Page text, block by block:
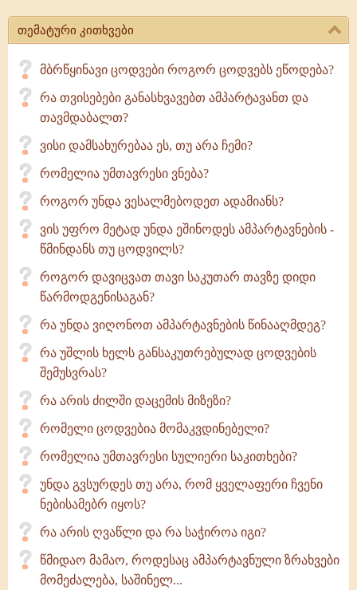
თემატური კითხვები
მბრწყინავი ცოდვები როგორ ცოდვებს ეწოდება?
რა თვისებები განასხვავებთ ამპარტავანთ და
თავმდაბალთ?
ვისი დამსახურებაა ეს, თუ არა ჩემი?
რომელია უმთავრესი ვნება?
როგორ უნდა ვესალმებოდეთ ადამიანს?
ვის უფრო მეტად უნდა ეშინოდეს ამპარტავნების -
წმინდანს თუ ცოდვილს?
როგორ დავიცვათ თავი საკუთარ თავზე დიდი
წარმოდგენისაგან?
რა უნდა ვიღონოთ ამპარტავნების წინააღმდეგ?
რა უშლის ხელს განსაკუთრებულად ცოდვების
შემუსვრას?
რა არის ძილში დაცემის მიზეზი?
რომელი ცოდვებია მომაკვდინებელი?
რომელია უმთავრესი სულიერი საკითხები?
უნდა გვსურდეს თუ არა, რომ ყველაფერი ჩვენი
ნებისამებრ იყოს?
რა არის ღვაწლი და რა საჭიროა იგი?
წმიდაო მამაო, როდესაც ამპარტავნული ზრახვები
მომეძალება, საშინელ...